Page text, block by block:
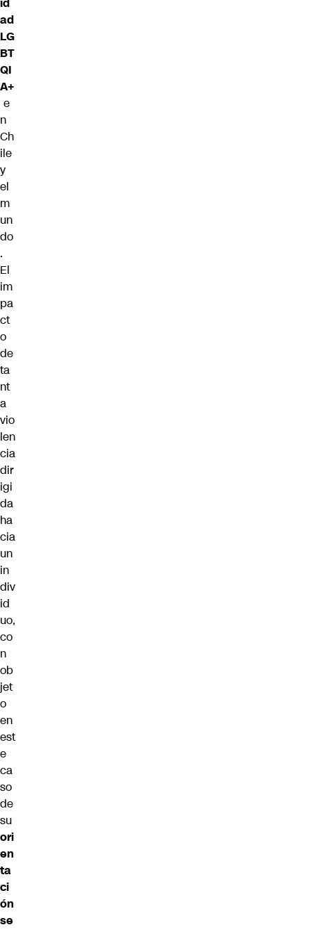
ad
LG
BT
QI
A+
e
n
Ch
ile
y
el
m
un
do
.
El
im
pa
ct
o
de
ta
nt
a
vio
len
cia
dir
igi
da
ha
cia
un
in
div
id
uo,
co
n
ob
jet
o
en
est
e
ca
so
de
su
ori
en
ta
ci
ón
se